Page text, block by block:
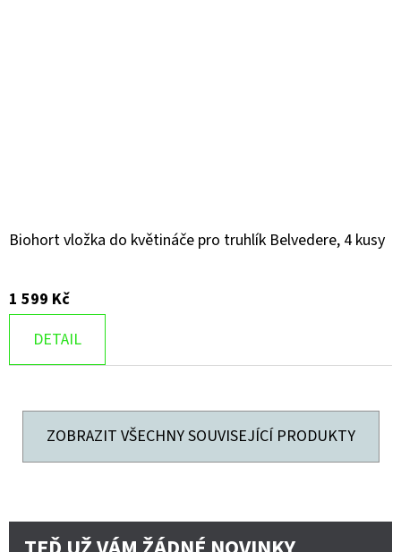
Biohort vložka do květináče pro truhlík Belvedere, 4 kusy
1 599 Kč
DETAIL
ZOBRAZIT VŠECHNY SOUVISEJÍCÍ PRODUKTY